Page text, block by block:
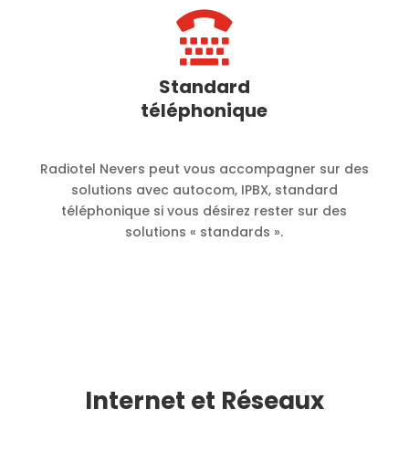

Standard
téléphonique
Radiotel Nevers peut vous accompagner sur des
solutions avec autocom, IPBX, standard
téléphonique si vous désirez rester sur des
solutions « standards ».
Internet et Réseaux